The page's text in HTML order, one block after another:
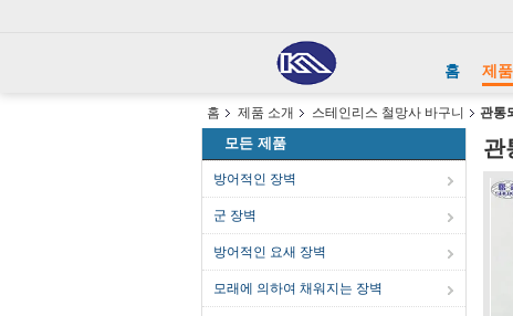
홈 제품
홈 제품 소개 스테인리스 철망사 바구니 관통
모든 제품
방어적인 장벽
군 장벽
방어적인 요새 장벽
모래에 의하여 채워지는 장벽
관